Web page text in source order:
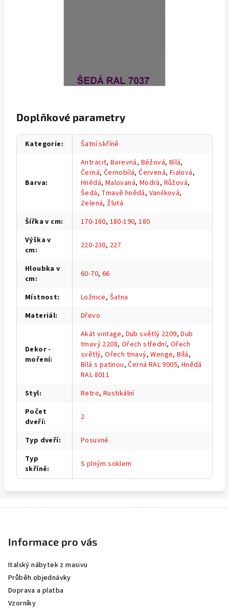
Doplňkové parametry
Kategorie: Šatní skříně
Barva:
Antracit,Barevná, Béžová, Bílá,
Černá, Černobílá,Červená, Fialová,
Hnědá, Malovaná, Modrá, Růžová,
Šedá, Tmavě hnědá, Vanilková,
Zelená, Žlutá
Šířka v cm: 170-180, 180-190,180
Výška v
cm: 220-230, 227
Hloubka v
cm: 60-70, 66
Místnost: Ložnice, Šatna
Materiál: Dřevo
Dekor -
moření:
Akát vintage, Dub světlý 2209,Dub
tmavý 2208, Ořech střední, Ořech
světlý,Ořech tmavý,Wenge,Bílá,
Bílá s patinou,Černá RAL 9005, Hnědá
RAL 8011
Styl: Retro, Rustikální
Počet
dveří: 2
Typ dveří:
Posuvné
Typ
skříně: S plným soklem
Informace pro vás
Italský nábytek z masivu
Průběh objednávky
Doprava a platba
Vzorníky